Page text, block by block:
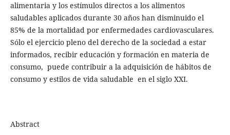
alimentaria y los estímulos directos a los alimentos
saludables aplicados durante 30 años han disminuido el
85% de la mortalidad por enfermedades cardiovasculares.
Sólo el ejercicio pleno del derecho de la sociedad a estar
informados, recibir educación y formación en materia de
consumo, puede contribuir a la adquisición de hábitos de
consumo y estilos de vida saludable en el siglo XXI.
Abstract